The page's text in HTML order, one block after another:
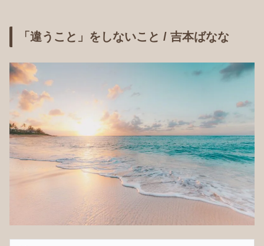
「違うこと」をしないこと / 吉本ばなな